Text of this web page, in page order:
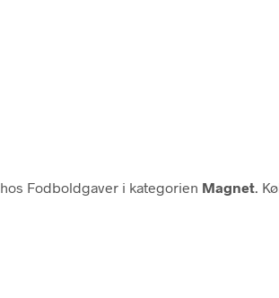
hos Fodboldgaver i kategorien Magnet .